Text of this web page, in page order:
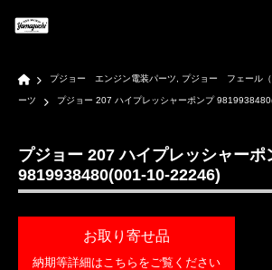
Home
プジョー エンジン電装パーツ プジョー フェール（
ーツ プジョー 207 ハイプレッシャーポンプ
プジョー 207 ハイプレッシャーポ
9819938480(001-10-22246)
お取り寄せ品
納期等詳細はこちらをご覧ください